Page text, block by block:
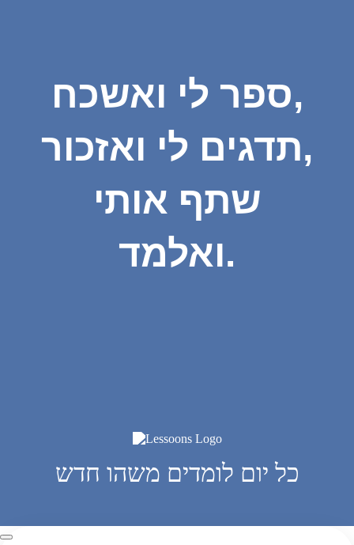
ספר לי ואשכח,
תדגים לי ואזכור,
שתף אותי
ואלמד.
כל יום לומדים משהו חדש